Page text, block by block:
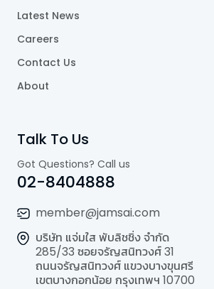
Latest News
Careers
Contact Us
About
Talk To Us
Got Questions? Call us
02-8404888
member@jamsai.com
บริษัท แจ่มใส พับลิชชิ่ง จำกัด
285/33 ซอยจรัญสนิทวงศ์ 31
ถนนจรัญสนิทวงศ์ แขวงบางขุนศรี
เขตบางกอกน้อย กรุงเทพฯ 10700